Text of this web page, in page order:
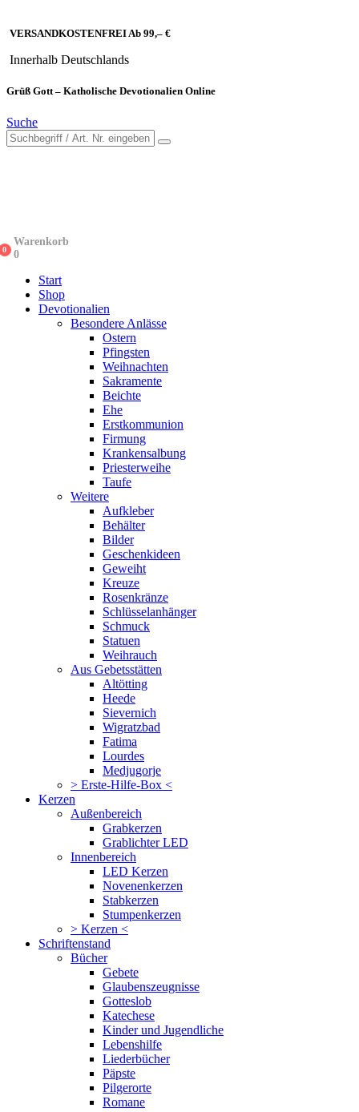
VERSANDKOSTENFREI Ab 99,– €
Innerhalb Deutschlands
Grüß Gott – Katholische Devotionalien Online
Suche
0
Warenkorb
0
Start
Shop
Devotionalien
Besondere Anlässe
Ostern
Pfingsten
Weihnachten
Sakramente
Beichte
Ehe
Erstkommunion
Firmung
Krankensalbung
Priesterweihe
Taufe
Weitere
Aufkleber
Behälter
Bilder
Geschenkideen
Geweiht
Kreuze
Rosenkränze
Schlüsselanhänger
Schmuck
Statuen
Weihrauch
Aus Gebetsstätten
Altötting
Heede
Sievernich
Wigratzbad
Fatima
Lourdes
Medjugorje
> Erste-Hilfe-Box <
Kerzen
Außenbereich
Grabkerzen
Grablichter LED
Innenbereich
LED Kerzen
Novenenkerzen
Stabkerzen
Stumpenkerzen
> Kerzen <
Schriftenstand
Bücher
Gebete
Glaubenszeugnisse
Gotteslob
Katechese
Kinder und Jugendliche
Lebenshilfe
Liederbücher
Päpste
Pilgerorte
Romane